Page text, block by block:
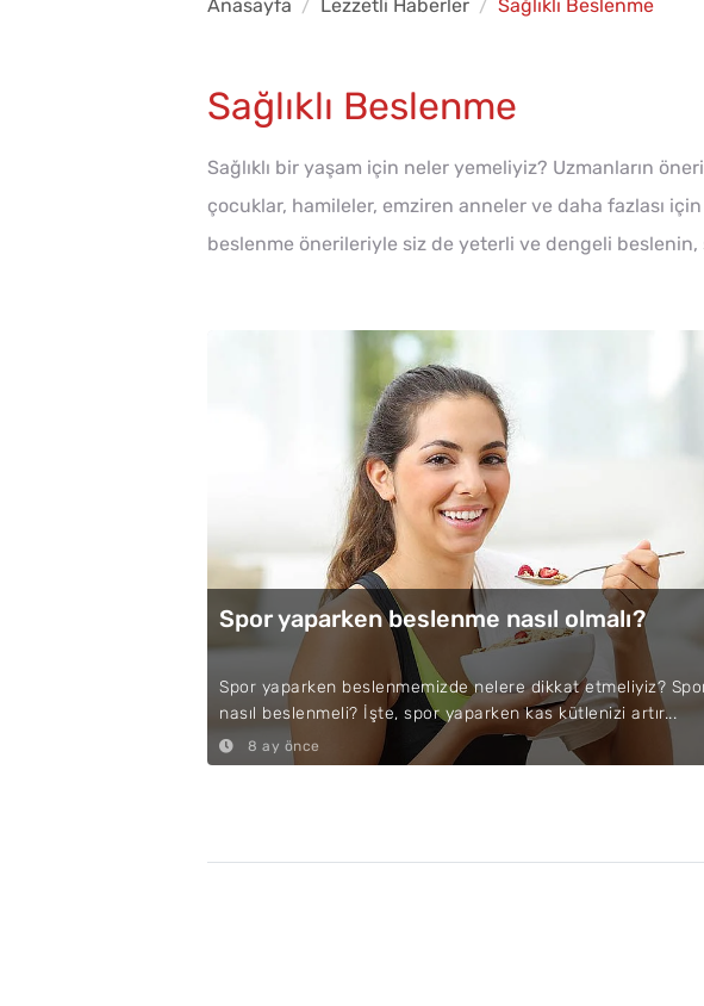
Anasayfa Lezzetli Haberler Sağlıklı Beslenme
Sağlıklı Beslenme
Sağlıklı bir yaşam için neler yemeliyiz? Uzmanların
çocuklar, hamileler, emziren anneler ve daha fazlası
beslenme önerileriyle siz de yeterli ve dengeli beslenin,
Spor yaparken beslenme nasıl olmalı?
Spor yaparken beslenmemizde nelere dikkat etmeliyiz?
nasıl beslenmeli? İşte, spor yaparken kas kütlenizi artır...
8 ay önce